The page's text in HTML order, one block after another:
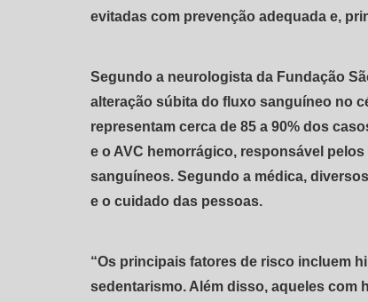
evitadas com prevenção adequada e,
Segundo a neurologista da Fundação
alteração súbita do fluxo sanguíneo no
representam cerca de 85 a 90% dos
e o AVC hemorrágico, responsável
sanguíneos. Segundo a médica,
e o cuidado das pessoas.
“Os principais fatores de risco incluem
sedentarismo. Além disso, aqueles com